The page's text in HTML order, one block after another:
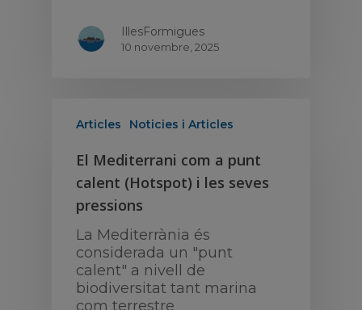
IllesFormigues
10 novembre, 2025
Articles Noticies i Articles
El Mediterrani com a punt
calent (Hotspot) i les seves
pressions
La Mediterrània és
considerada un "punt
calent" a nivell de
biodiversitat tant marina
com terrestre